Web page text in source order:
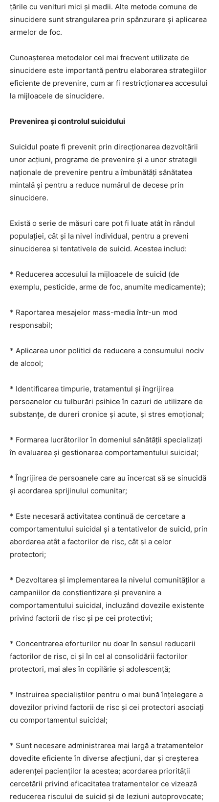
țările cu venituri mici și medii. Alte metode comune de
sinucidere sunt strangularea prin spânzurare și aplicarea
armelor de foc.
Cunoașterea metodelor cel mai frecvent utilizate de
sinucidere este importantă pentru elaborarea strategiilor
eficiente de prevenire, cum ar fi restricționarea accesului
la mijloacele de sinucidere.
Prevenirea și controlul suicidului
Suicidul poate fi prevenit prin direcționarea dezvoltării
unor acţiuni, programe de prevenire şi a unor strategii
naţionale de prevenire pentru a îmbunătăţi sănătatea
mintală şi pentru a reduce numărul de decese prin
sinucidere.
Există o serie de măsuri care pot fi luate atât în rândul
populației, cât și la nivel individual, pentru a preveni
sinuciderea și tentativele de suicid. Acestea includ:
* Reducerea accesului la mijloacele de suicid (de
exemplu, pesticide, arme de foc, anumite medicamente);
* Raportarea mesajelor mass-media într-un mod
responsabil;
* Aplicarea unor politici de reducere a consumului nociv
de alcool;
* Identificarea timpurie, tratamentul și îngrijirea
persoanelor cu tulburări psihice în cazuri de utilizare de
substanțe, de dureri cronice și acute, și stres emoțional;
* Formarea lucrătorilor în domeniul sănătății specializați
în evaluarea și gestionarea comportamentului suicidal;
* Îngrijirea de persoanele care au încercat să se sinucidă
și acordarea sprijinului comunitar;
* Este necesară activitatea continuă de cercetare a
comportamentului suicidal şi a tentativelor de suicid, prin
abordarea atât a factorilor de risc, cât şi a celor
protectori;
* Dezvoltarea şi implementarea la nivelul comunităţilor a
campaniilor de conştientizare şi prevenire a
comportamentului suicidal, incluzând dovezile existente
privind factorii de risc şi pe cei protectivi;
* Concentrarea eforturilor nu doar în sensul reducerii
factorilor de risc, ci şi în cel al consolidării factorilor
protectori, mai ales în copilărie şi adolescenţă;
* Instruirea specialiștilor pentru o mai bună înţelegere a
dovezilor privind factorii de risc şi cei protectori asociaţi
cu comportamentul suicidal;
* Sunt necesare administrarea mai largă a tratamentelor
dovedite eficiente în diverse afecţiuni, dar şi creşterea
aderenţei pacienţilor la acestea; acordarea priorității
cercetării privind eficacitatea tratamentelor ce vizează
reducerea riscului de suicid şi de leziuni autoprovocate;